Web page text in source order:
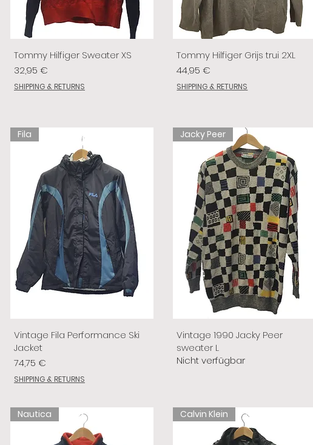
Tommy Hilfiger Sweater XS
Preis
32,95 €
SHIPPING & RETURNS
Tommy Hilfiger Grijs trui 2XL
Preis
44,95 €
SHIPPING & RETURNS
Fila
Vintage Fila Performance Ski
Jacket
Preis
74,75 €
SHIPPING & RETURNS
Jacky Peer
Vintage 1990 Jacky Peer
sweater L
Nicht verfügbar
Nautica Calvin Klein